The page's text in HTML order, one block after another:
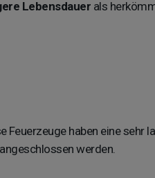
Lebensdauer als
haben eine sehr
werden.